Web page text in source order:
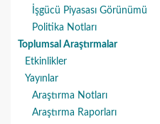
İşgücü Piyasası Görünümü
Politika Notları
Toplumsal Araştırmalar
Etkinlikler
Yayınlar
Araştırma Notları
Araştırma Raporları